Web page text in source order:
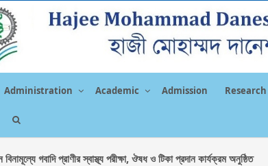
Administration Academic Admission
গবাদি প্রাণীর স্বাস্থ্য পরীক্ষা, ঔষধ ও টিকা প্রদান কার্যক্রম অনুষ্ঠিত